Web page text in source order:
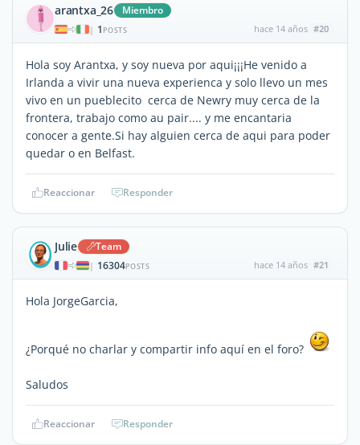
arantxa_26 Miembro
| 1 POSTS hace 14 años #20
Hola soy Arantxa, y soy nueva por aqui¡¡¡He venido a
Irlanda a vivir una nueva experienca y solo llevo un mes
vivo en un pueblecito cerca de Newry muy cerca de la
frontera, trabajo como au pair.... y me encantaria
conocer a gente.Si hay alguien cerca de aqui para poder
quedar o en Belfast.
Reaccionar Responder
Julie Team
| 16304POSTS hace 14 años #21
Hola JorgeGarcia,
¿Porqué no charlar y compartir info aquí en el foro?
Saludos
Reaccionar Responder